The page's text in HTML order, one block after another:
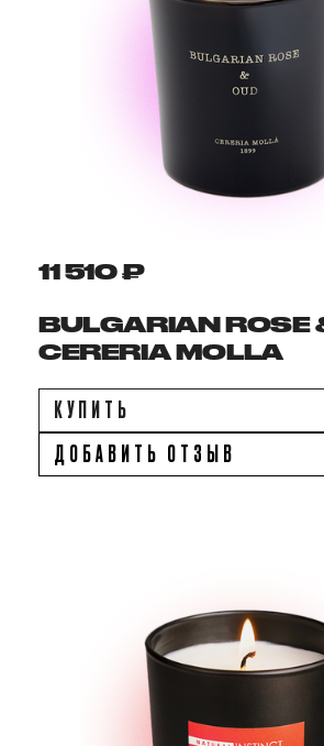
11 510 ₽
BULGARIAN ROSE
CERERIA MOLLA
КУПИТЬ
ДОБАВИТЬ ОТЗЫВ